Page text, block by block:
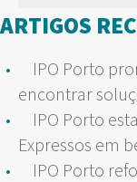
por:
ARTIGOS
IPO Porto
encontrar
IPO Porto
Expressos em
IPO Porto